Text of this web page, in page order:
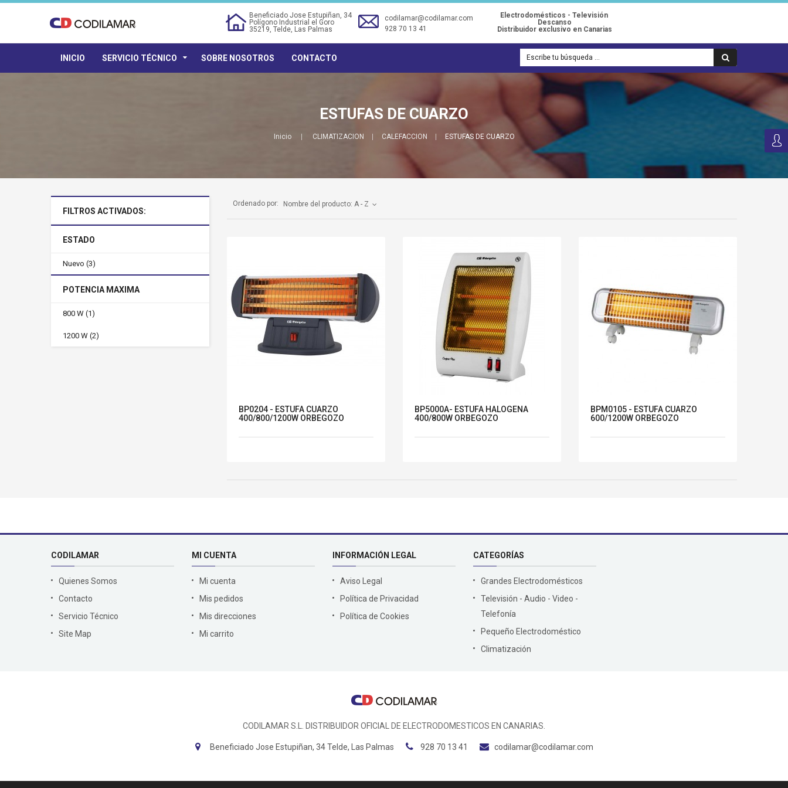
Beneficiado Jose Estupiñan, 34
Polígono Industrial el Goro
35219, Telde, Las Palmas
codilamar@codilamar.com
928 70 13 41
Electrodomésticos - Televisión
Descanso
Distribuidor exclusivo en Canarias
INICIO SERVICIO TÉCNICO SOBRE NOSOTROS CONTACTO
ESTUFAS DE CUARZO
Inicio CLIMATIZACION CALEFACCION ESTUFAS DE CUARZO
FILTROS ACTIVADOS:
ESTADO
Nuevo (3)
POTENCIA MAXIMA
800 W (1)
1200 W (2)
Ordenado por: Nombre del producto: A - Z
BP0204 - ESTUFA CUARZO
400/800/1200W ORBEGOZO
BP5000A- ESTUFA HALOGENA
400/800W ORBEGOZO
BPM0105 - ESTUFA CUARZO
600/1200W ORBEGOZO
CODILAMAR
Quienes Somos
Contacto
Servicio Técnico
Site Map
MI CUENTA
Mi cuenta
Mis pedidos
Mis direcciones
Mi carrito
INFORMACIÓN LEGAL
Aviso Legal
Política de Privacidad
Política de Cookies
CATEGORÍAS
Grandes Electrodomésticos
Televisión - Audio - Video -
Telefonía
Pequeño Electrodoméstico
Climatización
CODILAMAR S.L. DISTRIBUIDOR OFICIAL DE ELECTRODOMESTICOS EN CANARIAS.
Beneficiado Jose Estupiñan, 34 Telde, Las Palmas 928 70 13 41 codilamar@codilamar.com